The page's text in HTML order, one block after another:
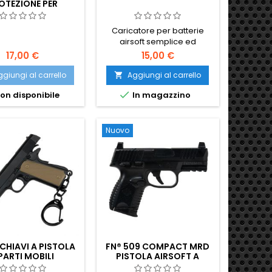
PER
PUNTATORE
RIBALTABILE
17,00 €
al carrello
disponibile
Caricatore per batterie
airsoft semplice ed
economico per batterie
NiMH
15,00 €
 Aggiungi al carrello
 In magazzino
A PISTOLA
MOBILI
Nuovo
FN® 509 COMPACT MRD
PISTOLA AIRSOFT A
MOLLA IN PLASTICA